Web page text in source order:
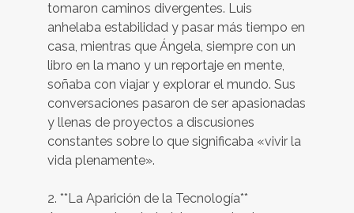
tomaron caminos divergentes. Luis
anhelaba estabilidad y pasar más tiempo en
casa, mientras que Ángela, siempre con un
libro en la mano y un reportaje en mente,
soñaba con viajar y explorar el mundo. Sus
conversaciones pasaron de ser apasionadas
y llenas de proyectos a discusiones
constantes sobre lo que significaba «vivir la
vida plenamente».
2. **La Aparición de la Tecnología**